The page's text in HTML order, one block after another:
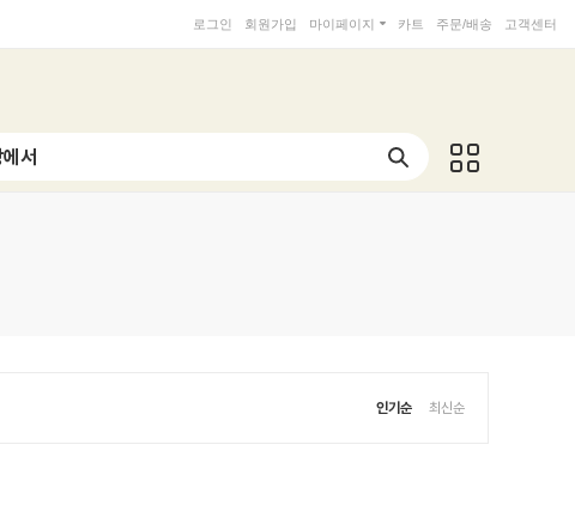
로그인 회원가입 마이페이지 카트 주문/배송 고객센터
인기순 최신순